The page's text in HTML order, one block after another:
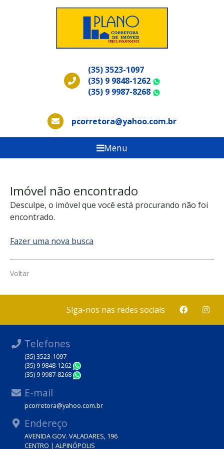
(35) 3523-1097
(35) 9 9848-1262
(35) 9 9987-8268
pcorretora@yahoo.com.br
Menu
Imóvel não encontrado
Desculpe, o imóvel que você está procurando não foi
encontrado.
Fazer uma nova busca
Voltar
Siga-nos nas redes sociais
Telefones
(35) 3523-1097
(35) 9 9848-1262
(35) 9 9987-8268
E-mail
pcorretora@yahoo.com.br
Endereço
AVENIDA GOV. VALADARES, 196
CENTRO | ALPINÓPOLIS